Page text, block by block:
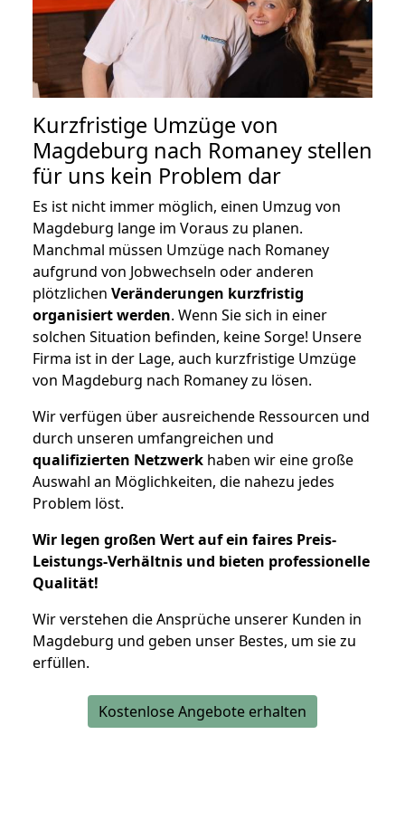
Kurzfristige Umzüge von
Magdeburg nach Romaney stellen
für uns kein Problem dar
Es ist nicht immer möglich, einen Umzug von
Magdeburg lange im Voraus zu planen.
Manchmal müssen Umzüge nach Romaney
aufgrund von Jobwechseln oder anderen
plötzlichen Veränderungen kurzfristig
organisiert werden. Wenn Sie sich in einer
solchen Situation befinden, keine Sorge! Unsere
Firma ist in der Lage, auch kurzfristige Umzüge
von Magdeburg nach Romaney zu lösen.
Wir verfügen über ausreichende Ressourcen und
durch unseren umfangreichen und
qualifizierten Netzwerk haben wir eine große
Auswahl an Möglichkeiten, die nahezu jedes
Problem löst.
Wir legen großen Wert auf ein faires Preis-
Leistungs-Verhältnis und bieten professionelle
Qualität!
Wir verstehen die Ansprüche unserer Kunden in
Magdeburg und geben unser Bestes, um sie zu
erfüllen.
Kostenlose Angebote erhalten